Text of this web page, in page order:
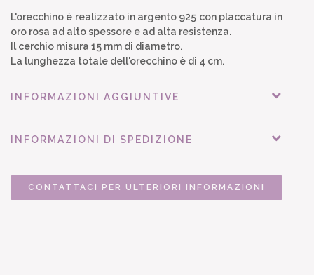
L'orecchino è realizzato in argento 925 con placcatura in
oro rosa ad alto spessore e ad alta resistenza.
Il cerchio misura 15 mm di diametro.
La lunghezza totale dell'orecchino è di 4 cm.
INFORMAZIONI AGGIUNTIVE
INFORMAZIONI DI SPEDIZIONE
CONTATTACI PER ULTERIORI INFORMAZIONI